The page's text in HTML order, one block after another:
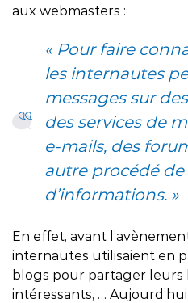
aux webmasters :
« Pour faire
les internautes
messages sur
des services de
e-mails, des
autre procédé
d’informations. »
En effet, avant
internautes utilisaient en
blogs pour partager leurs
intéressants, …